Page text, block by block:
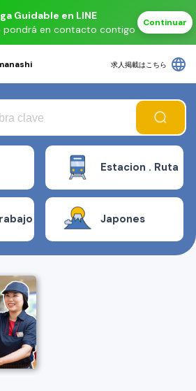
Guidable en LINE
pondrá en contacto contigo
Continuar
求人掲載はこちら language
Estacion . Ruta
Japones